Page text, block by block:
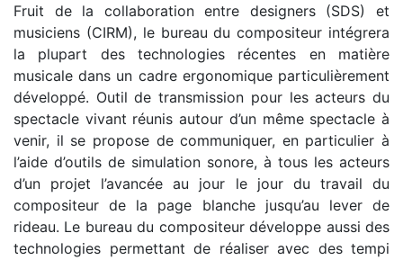
Fruit de la collaboration entre designers (SDS) et
musiciens (CIRM), le bureau du compositeur intégrera
la plupart des technologies récentes en matière
musicale dans un cadre ergonomique particulièrement
développé. Outil de transmission pour les acteurs du
spectacle vivant réunis autour d’un même spectacle à
venir, il se propose de communiquer, en particulier à
l’aide d’outils de simulation sonore, à tous les acteurs
d’un projet l’avancée au jour le jour du travail du
compositeur de la page blanche jusqu’au lever de
rideau. Le bureau du compositeur développe aussi des
technologies permettant de réaliser avec des tempi